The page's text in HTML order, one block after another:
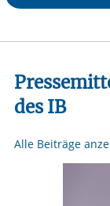
des IB
Alle Beiträge